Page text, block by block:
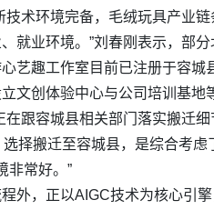
术环境完备，毛绒玩具产业
就业环境。”刘春刚表示，部
艺趣工作室目前已注册于容
文创体验中心与公司培训基地
跟容城县相关部门落实搬迁
择搬迁至容城县，是综合考
非常好。”
外，正以AIGC技术为核心引